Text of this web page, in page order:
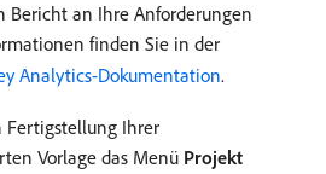
Bericht an Ihre Anforderungen
finden Sie in der
Analytics-Dokumentation.
Fertigstellung Ihrer
Vorlage das Menü Projekt